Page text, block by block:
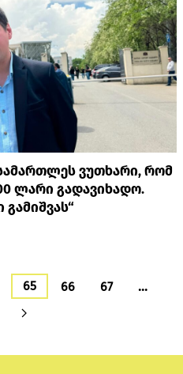
ვუთხარი, რომ
ლარი გადავიხადო.
65 66 67
…